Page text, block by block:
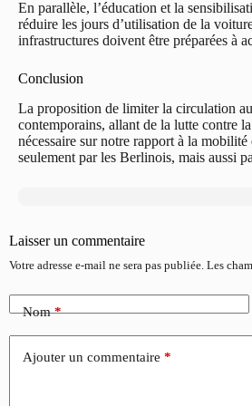
En parallèle, l’éducation et la
réduire les jours d’utilisation de la
infrastructures doivent être préparées à
Conclusion
La proposition de limiter la circulation
contemporains, allant de la lutte contre
nécessaire sur notre rapport à la
seulement par les Berlinois, mais aussi
Laisser un commentaire
Votre adresse e-mail ne sera pas publiée. Les
Nom*
Ajouter un commentaire *